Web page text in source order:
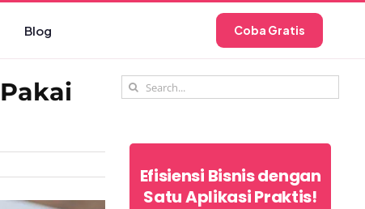
Blog Coba Gratis
Search
Efisiensi Bisnis dengan
Satu Aplikasi Praktis!